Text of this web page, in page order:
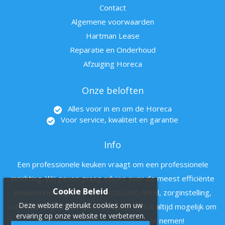
Contact
Algemene voorwaarden
Hartman Lease
Reparatie en Onderhoud
Afzuiging Horeca
Onze beloften
Alles voor in en om de Horeca
Voor service, kwaliteit en garantie
Info
Een professionele keuken vraagt om een professionele
inrichting. Wij geven graag advies over de meest efficiënte
keukeninrichting voor uw restaurant, hotel, zorginstelling,
schoolkantine of bedrijfsrestaurant. Het is altijd mogelijk om
vrijblijvend contact met ons op te nemen!
Cookie Beleid
Deze website gebruikt cookies om uw
ervaring op onze website te verbeteren.